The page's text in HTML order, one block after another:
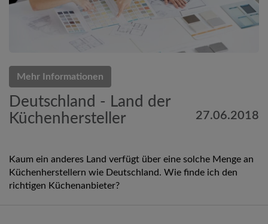
Mehr Informationen
Deutschland - Land der
Küchenhersteller
27.06.2018
Kaum ein anderes Land verfügt über eine solche Menge an
Küchenherstellern wie Deutschland. Wie finde ich den
richtigen Küchenanbieter?